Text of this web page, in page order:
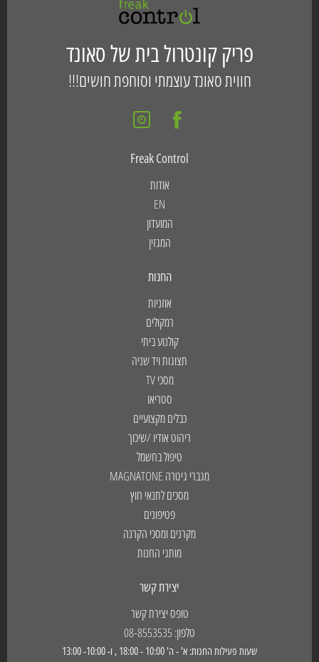
פריק קונטרול בית של סאונד
חווית סאונד עוצמתי וסוחפת חושים!!!
Freak Control
אודות
EN
המועדון
המגזין
החנות
אוזניות
רמקולים
קולנוע ביתי
תצוגות ויד שניה
מסכי TV
סטריאו
כבלים מקצועיים
ריהוט אודיו /שיכוך
טיפול בחשמל
מגברי גיטרה MAGNATONE
מסכים לתנאי חוץ
פטיפונים
מקרנים ומסכי הקרנה
מותגי החנות
יצירת קשר
טופס יצירת קשר
טלפון: 08-8553535
שעות פעילות החנות: א' - ה' 10:00 - 18:00 , ו- 10:00- 13:00